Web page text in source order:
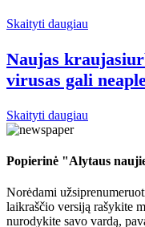
Skaityti daugiau
Naujas
virusas gali
Skaityti daugiau
Popierinė "Alytaus
Norėdami
laikraščio versiją rašykite
nurodykite savo vardą,